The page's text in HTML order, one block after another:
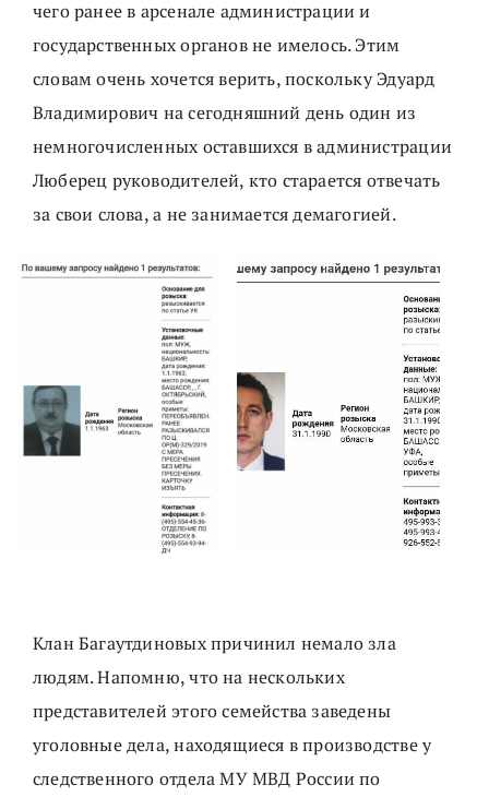
чего ранее в арсенале администрации и
государственных органов не имелось. Этим
словам очень хочется верить, поскольку Эдуард
Владимирович на сегодняшний день один из
немногочисленных оставшихся в администрации
Люберец руководителей, кто старается отвечать
за свои слова, а не занимается демагогией.
Клан Багаутдиновых причинил немало зла
людям. Напомню, что на нескольких
представителей этого семейства заведены
уголовные дела, находящиеся в производстве у
следственного отдела МУ МВД России по